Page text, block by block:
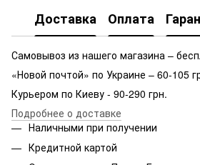
Доставка Оплата
Самовывоз из нашего магазина –
«Новой почтой» по Украине – 60-105
Курьером по Киеву - 90-290 грн.
Подробнее о доставке
Наличными при получении
Кредитной картой